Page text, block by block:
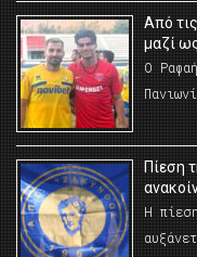
Από
μαζί
Ο
Πίεση
Η